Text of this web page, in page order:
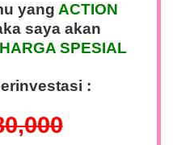
yang ACTION
saya akan
HARGA SPESIAL
: